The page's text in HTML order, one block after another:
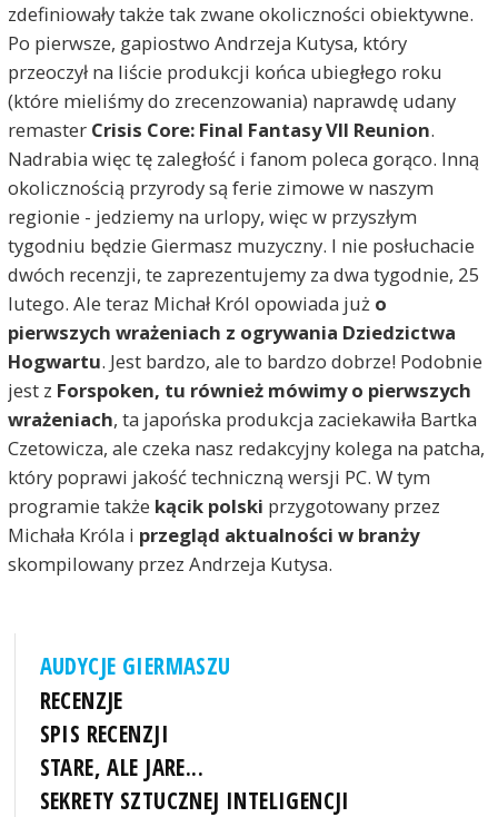
zdefiniowały także tak zwane okoliczności obiektywne.
Po pierwsze, gapiostwo Andrzeja Kutysa, który
przeoczył na liście produkcji końca ubiegłego roku
(które mieliśmy do zrecenzowania) naprawdę udany
remaster Crisis Core: Final Fantasy VII Reunion.
Nadrabia więc tę zaległość i fanom poleca gorąco. Inną
okolicznością przyrody są ferie zimowe w naszym
regionie - jedziemy na urlopy, więc w przyszłym
tygodniu będzie Giermasz muzyczny. I nie posłuchacie
dwóch recenzji, te zaprezentujemy za dwa tygodnie, 25
lutego. Ale teraz Michał Król opowiada już o
pierwszych wrażeniach z ogrywania Dziedzictwa
Hogwartu. Jest bardzo, ale to bardzo dobrze! Podobnie
jest z Forspoken, tu również mówimy o pierwszych
wrażeniach, ta japońska produkcja zaciekawiła Bartka
Czetowicza, ale czeka nasz redakcyjny kolega na patcha,
który poprawi jakość techniczną wersji PC. W tym
programie także kącik polski przygotowany przez
Michała Króla i przegląd aktualności w branży
skompilowany przez Andrzeja Kutysa.
AUDYCJE GIERMASZU
RECENZJE
SPIS RECENZJI
STARE, ALE JARE...
SEKRETY SZTUCZNEJ INTELIGENCJI